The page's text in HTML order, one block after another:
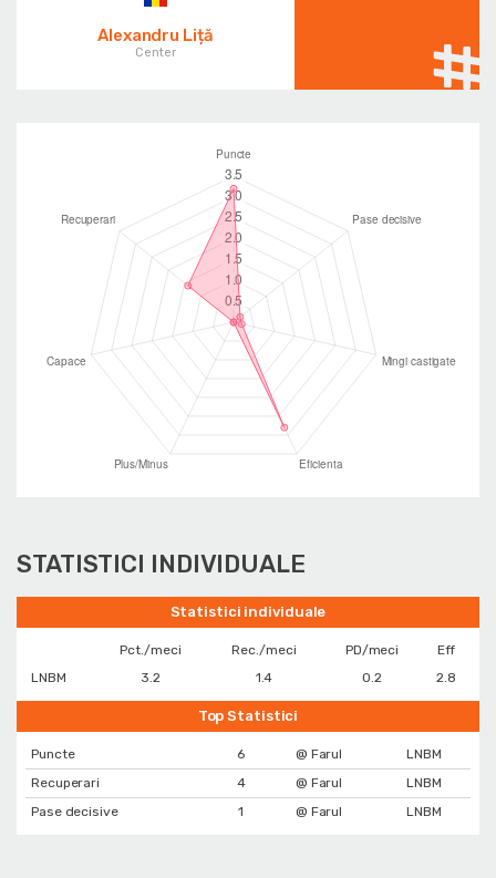
Alexandru Liță
Center
STATISTICI INDIVIDUALE
Statistici individuale
Pct./meci Rec./meci PD/meci
Eff
LNBM
3.2 1.4 0.2 2.8
Top Statistici
Puncte 6 @ Farul
LNBM
Recuperari
4 @ Farul
LNBM
Pase decisive
1 @ Farul LNBM